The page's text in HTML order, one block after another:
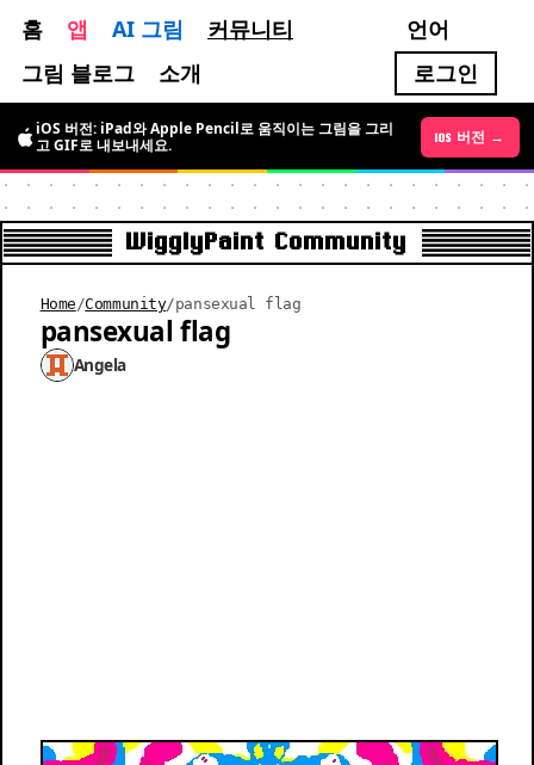
홈 앱 AI 그림
커뮤니티
그림 블로그
소개
언어
로그인
Android 버전 →
iOS 버전: iPad와 Apple Pencil로 움직이는 그림을 그리
고 GIF로 내보내세요.
iOS 버전 →
WigglyPaint Community
Home /Community/pansexual flag
pansexual flag
Angela